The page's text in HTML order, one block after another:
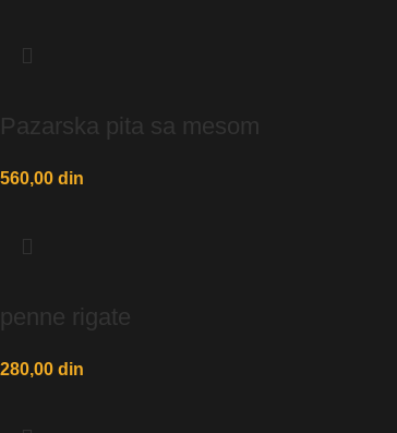
Pazarska pita sa mesom
560,00 din
penne rigate
280,00 din